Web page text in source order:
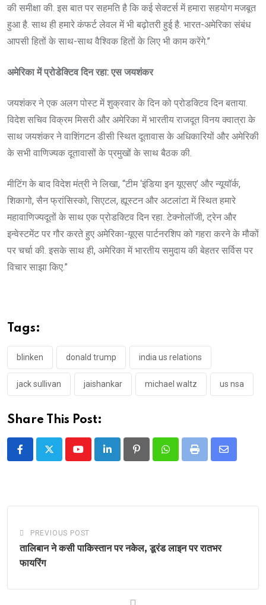
की समीक्षा की. इस बात पर सहमति है कि कई सेक्टर्स में हमारा सहयोग मजबूत
हुआ है. साथ ही हमारे कंफर्ट लेवल में भी बढ़ोतरी हुई है. भारत-अमेरिका संबंध
आपसी हितों के साथ-साथ वैश्विक हितों के लिए भी काम करेंगे.”
अमेरिका में प्रोडेक्टिव दिन रहा: एस जयशंकर
जयशंकर ने एक अलग पोस्ट में शुक्रवार के दिन को प्रोडक्टिव दिन बताया.
विदेश सचिव विक्रम मिसरी और अमेरिका में भारतीय राजदूत विनय क्वात्रा के
साथ जयशंकर ने वाशिंगटन डीसी स्थित दूतावास के अधिकारियों और अमेरिकी
के सभी वाणिज्यक दूतावासों के प्रमुखों के साथ बैठक की.
मीटिंग के बाद विदेश मंत्री ने लिखा, “टीम ‘इंडिया इन यूएसए’ और न्यूयॉर्क,
शिकागो, सैन फ्रांसिस्को, सिएटल, ह्यूस्टन और अटलांटा में स्थित हमारे
महावाणिज्यदूतों के साथ एक प्रोडक्टिव दिन रहा. टेक्नोलॉजी, ट्रेन और
इन्वेस्टमेंट पर गौर करते हुए अमेरिका-यूएस पार्टनरशिप को गहरा करने के मौकों
पर चर्चा की. इसके साथ ही, अमेरिका में भारतीय समुदाय की बेहतर सर्विस पर
विचार साझा किए.”
Tags:
blinken donald trump india us relations
jack sullivan jaishankar michael waltz us nsa
Share This Post:
YoutubeLinkedIn PinterestWhatsappPrint
Share
PREVIOUS POST
तालिबान ने कसी पाकिस्तान पर नकेल, डूरंड लाइन पर रातभर
फायरिंग